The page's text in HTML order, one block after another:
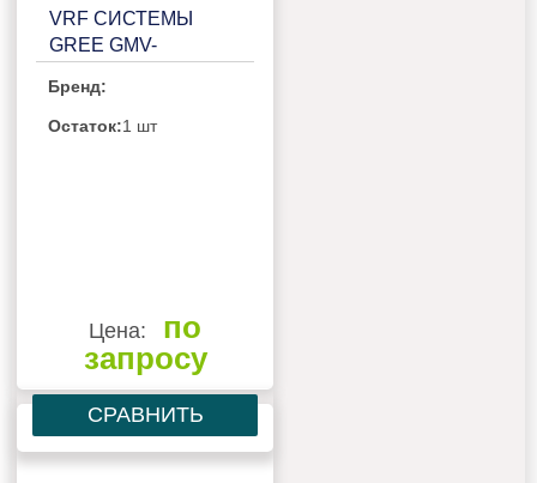
VRF СИСТЕМЫ
GREE GMV-
Бренд:
Остаток:1 шт
Цена:
по
запросу
СРАВНИТЬ